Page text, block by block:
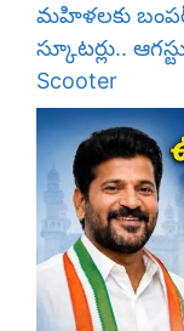
మహిళలకు
స్కూటర్లు..
Scooter